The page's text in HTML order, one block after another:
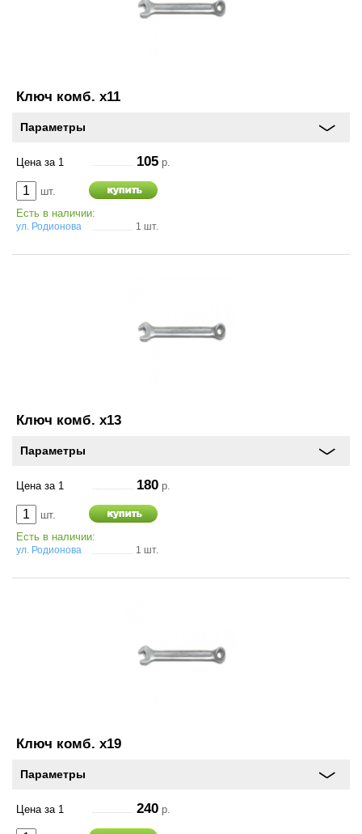
Оставить
отзыв
Консультация
по
Ключ комб. х11
Параметры
Цена за 1 105 р.
шт.
Есть в наличии:
ул. Родионова 1 шт.
Ключ комб. х13
Параметры
Цена за 1 180 р.
шт.
Есть в наличии:
ул. Родионова 1 шт.
Ключ комб. х19
Параметры
Цена за 1 240 р.